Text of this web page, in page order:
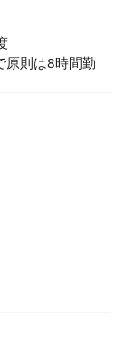
原則は8時間勤